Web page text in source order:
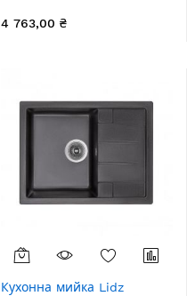
4 763,00 ₴
Кухонна мийка Lidz